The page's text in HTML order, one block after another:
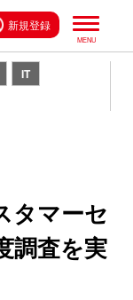
新規登録
IT
タマーセ
調査を実